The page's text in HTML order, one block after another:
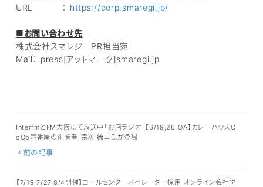
URL ： https://corp.smaregi.jp/
■お問い合わせ先
株式会社スマレジ PR担当宛
Mail： press[アットマーク]smaregi.jp
InterfmとFM大阪にて放送中「お店ラジオ」【6/19,26 OA】カレーハウスC
oCo壱番屋の創業者 宗次 德ニ氏が登場
前の記事
【7/19,7/27,8/4開催】コールセンターオペレーター採用 オンライン会社説